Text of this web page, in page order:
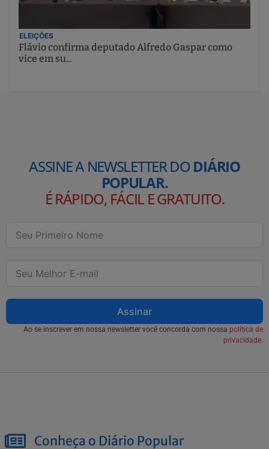
ELEIÇÕES
Flávio confirma deputado Alfredo Gaspar como
vice em su...
ASSINE A NEWSLETTER DODIÁRIO
POPULAR.
É RÁPIDO, FÁCIL E GRATUITO.
Assinar
Ao se inscrever em nossa newsletter você concorda com nossa política de
privacidade.
Conheça o Diário Popular